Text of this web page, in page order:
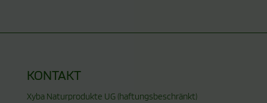
KONTAKT
Xyba Naturprodukte UG (haftungsbeschränkt)